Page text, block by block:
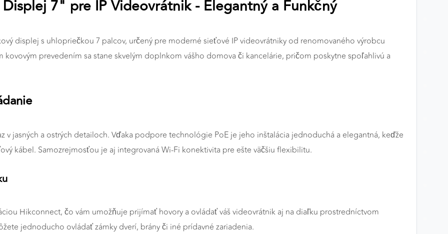
7" pre IP Videovrátnik - Elegantný a Funkčný
displej s uhlopriečkou 7 palcov, určený pre moderné sieťové IP videovrátniky od renomovaného výrobcu
prevedením sa stane skvelým doplnkom vášho domova či kancelárie, pričom poskytne spoľahlivú a
v jasných a ostrých detailoch. Vďaka podpore technológie PoE je jeho inštalácia jednoduchá a elegantná, keďže
kábel. Samozrejmosťou je aj integrovaná Wi-Fi konektivita pre ešte väčšiu flexibilitu.
Hikconnect, čo vám umožňuje prijímať hovory a ovládať váš videovrátnik aj na diaľku prostredníctvom
jednoducho ovládať zámky dverí, brány či iné prídavné zariadenia.